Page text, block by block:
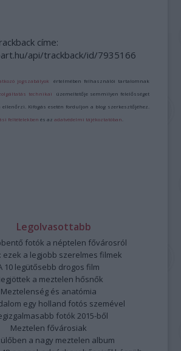
címe:
api/trackback/id/7935166
jogszabályok értelmében felhasználói tartalomnak
technikai üzemeltetője semmilyen felelősséget
Kifogás esetén forduljon a blog szerkesztőjéhez.
feltételekben és azadatvédelmi tájékoztatóban
Legolvasottabb
fotók a néptelen fővárosról
ezek a legjobb szerelmes filmek
10 legütősebb drogos film
a meztelen hősnők
Meztelenség és anatómia
egy holland fotós szemével
fotók 2015-ből
Meztelen fővárosiak
a nagy meztelen album